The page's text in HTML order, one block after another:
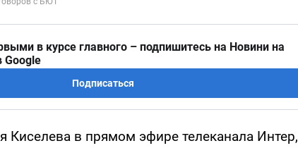
в курсе главного – подпишитесь на Новини на
Google
Подписаться
Киселева в прямом эфире телеканала Интер,